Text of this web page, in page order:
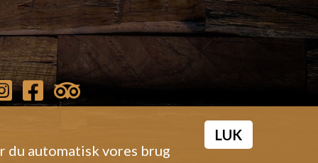
du automatisk vores brug
LUK